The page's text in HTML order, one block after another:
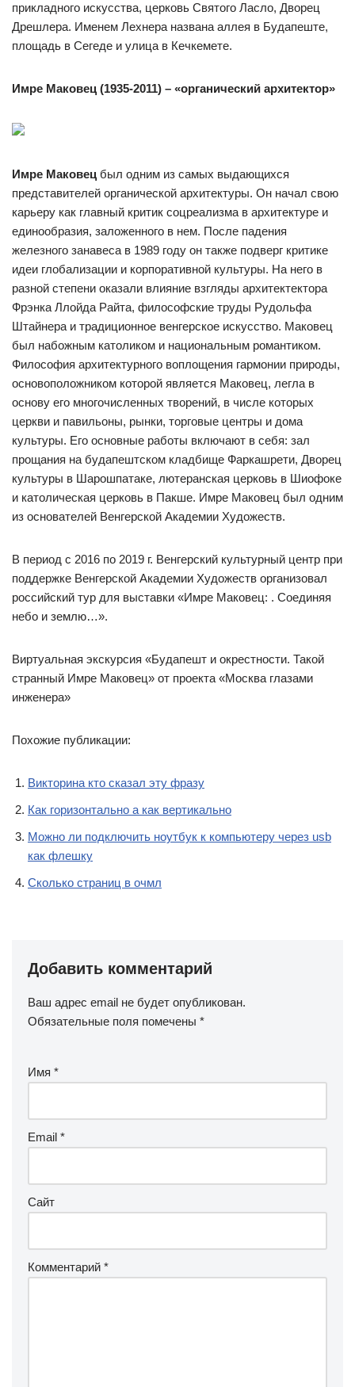
прикладного искусства, церковь Святого Ласло, Дворец
Дрешлера. Именем Лехнера названа аллея в Будапеште,
площадь в Сегеде и улица в Кечкемете.
Имре Маковец (1935-2011) – «органический архитектор»
Имре Маковец был одним из самых выдающихся
представителей органической архитектуры. Он начал свою
карьеру как главный критик соцреализма в архитектуре и
единообразия, заложенного в нем. После падения
железного занавеса в 1989 году он также подверг критике
идеи глобализации и корпоративной культуры. На него в
разной степени оказали влияние взгляды архитектектора
Фрэнка Ллойда Райта, философские труды Рудольфа
Штайнера и традиционное венгерское искусство. Маковец
был набожным католиком и национальным романтиком.
Философия архитектурного воплощения гармонии природы,
основоположником которой является Маковец, легла в
основу его многочисленных творений, в числе которых
церкви и павильоны, рынки, торговые центры и дома
культуры. Его основные работы включают в себя: зал
прощания на будапештском кладбище Фаркашрети, Дворец
культуры в Шарошпатаке, лютеранская церковь в Шиофоке
и католическая церковь в Пакше. Имре Маковец был одним
из основателей Венгерской Академии Художеств.
В период с 2016 по 2019 г. Венгерский культурный центр при
поддержке Венгерской Академии Художеств организовал
российский тур для выставки «Имре Маковец: . Соединяя
небо и землю…».
Виртуальная экскурсия «Будапешт и окрестности. Такой
странный Имре Маковец» от проекта «Москва глазами
инженера»
Похожие публикации:
Викторина кто сказал эту фразу
Как горизонтально а как вертикально
Можно ли подключить ноутбук к компьютеру через usb
как флешку
Сколько страниц в очмл
Добавить комментарий
Ваш адрес email не будет опубликован.
Обязательные поля помечены *
Имя *
Email *
Сайт
Комментарий *